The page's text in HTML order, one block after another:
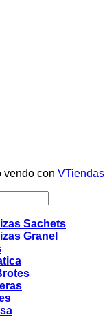
vendo con VTiendas
Sachets
Granel